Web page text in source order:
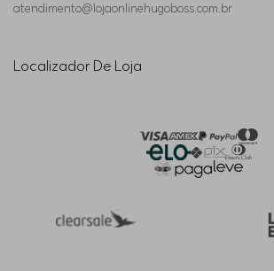
atendimento@lojaonlinehugoboss.com.br
Localizador De Loja